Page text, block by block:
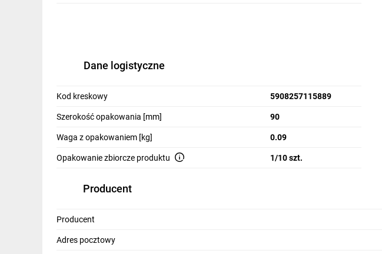
Dane logistyczne
Kod kreskowy 5908257115889
Szerokość opakowania [mm] 90
Waga z opakowaniem [kg] 0.09
Opakowanie zbiorcze produktu 1/10 szt.
Producent
Producent
Adres pocztowy